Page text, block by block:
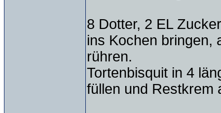
8 Dotter, 2 EL
ins Kochen bringen,
rühren.
Tortenbisquit in 4
füllen und Restkrem